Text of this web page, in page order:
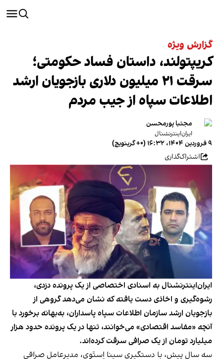
گزارش ویژه
کریپتولند، داستان فساد حکومتی؛
سرقت ۲۱ میلیون دلاری بازجویان ارشد
اطلاعات سپاه از جیب مردم
مجتبا پورمحسن
ایران‌اینترنشنال
۹ فروردین ۱۴۰۴، ۱۶:۳۲ (‎+۰ گرینویچ)
اشتراک‌گذاری
ایران‌اینترنشنال به اسنادی اختصاصی از یک پرونده دزدی،
رشوه‌گیری و اخاذی دست یافته که نشان می‌دهد گروهی از
بازجویان ارشد سازمان اطلاعات سپاه پاسداران، به‌بهانه برخورد با
آنچه «مفاسد اقتصادی» می‌خوانند، تنها در یک پرونده حدود هزار
میلیارد تومان از یک صرافی سرقت کرده‌اند.
سه سال پیش، با دستگیری سینا اِستَوی، مدیرعامل صرافی